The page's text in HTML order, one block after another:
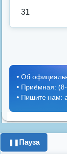
31
• Об
• Приёмная:
• Пишите нам:
Пауза